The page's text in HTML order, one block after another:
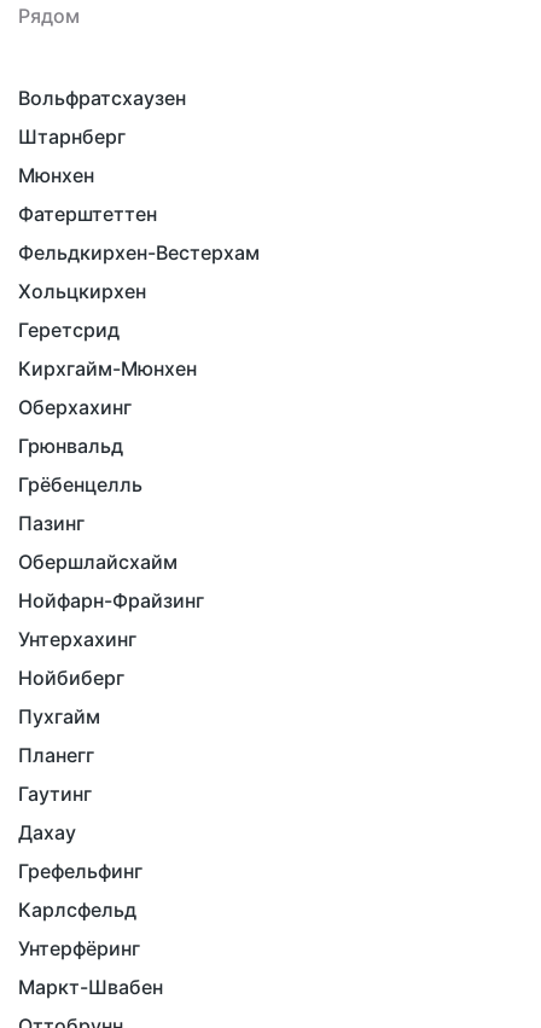
Рядом
Вольфратсхаузен
Штарнберг
Мюнхен
Фатерштеттен
Фельдкирхен-Вестерхам
Хольцкирхен
Геретсрид
Кирхгайм-Мюнхен
Оберхахинг
Грюнвальд
Грёбенцелль
Пазинг
Обершлайсхайм
Нойфарн-Фрайзинг
Унтерхахинг
Нойбиберг
Пухгайм
Планегг
Гаутинг
Дахау
Грефельфинг
Карлсфельд
Унтерфёринг
Маркт-Швабен